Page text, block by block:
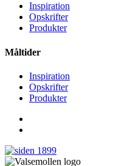
Inspiration
Opskrifter
Produkter
Måltider
Inspiration
Opskrifter
Produkter